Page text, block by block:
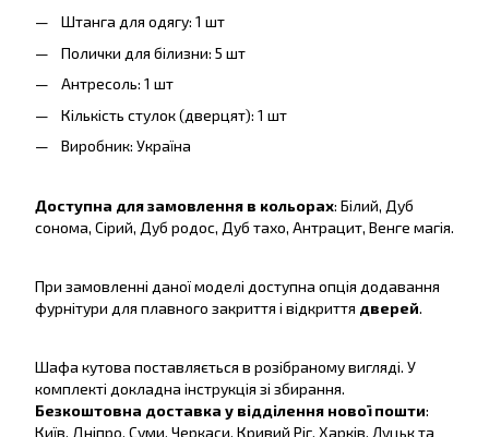
Штанга для одягу: 1 шт
Полички для білизни: 5 шт
Антресоль: 1 шт
Кількість стулок (дверцят): 1 шт
Виробник: Україна
Доступна для замовлення в кольорах: Білий, Дуб
сонома, Сірий, Дуб родос, Дуб тахо, Антрацит, Венге магія.
При замовленні даної моделі доступна опція додавання
фурнітури для плавного закриття і відкриття дверей.
Шафа кутова поставляється в розібраному вигляді. У
комплекті докладна інструкція зі збирання.
Безкоштовна доставка у відділення нової пошти:
Київ, Дніпро, Суми, Черкаси, Кривий Ріг, Харків, Луцьк та